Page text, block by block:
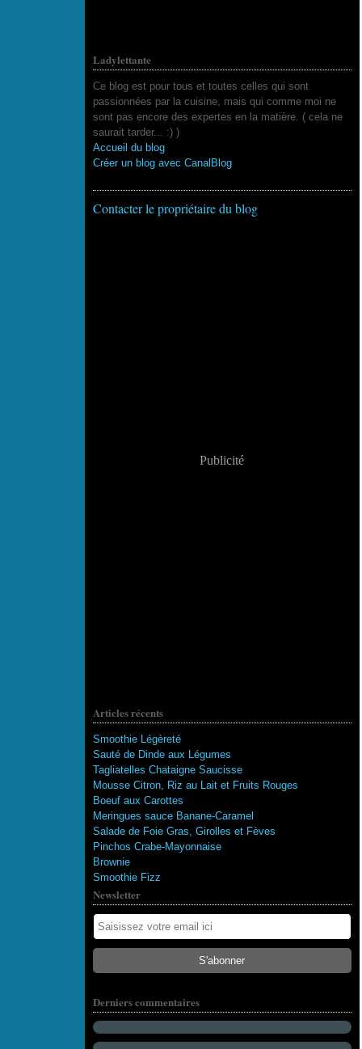
Ladylettante
Ce blog est pour tous et toutes celles qui sont
passionnées par la cuisine, mais qui comme moi ne
sont pas encore des expertes en la matière. ( cela ne
saurait tarder... :) )
Accueil du blog
Créer un blog avec CanalBlog
Contacter le propriétaire du blog
Publicité
Articles récents
Smoothie Légèreté
Sauté de Dinde aux Légumes
Tagliatelles Chataigne Saucisse
Mousse Citron, Riz au Lait et Fruits Rouges
Boeuf aux Carottes
Meringues sauce Banane-Caramel
Salade de Foie Gras, Girolles et Fèves
Pinchos Crabe-Mayonnaise
Brownie
Smoothie Fizz
Newsletter
Derniers commentaires